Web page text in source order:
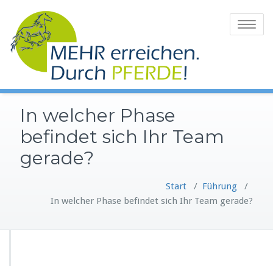
springen
Toggle
In welcher Phase
befindet sich Ihr Team
gerade?
Start / Führung /
In welcher Phase befindet sich Ihr Team gerade?